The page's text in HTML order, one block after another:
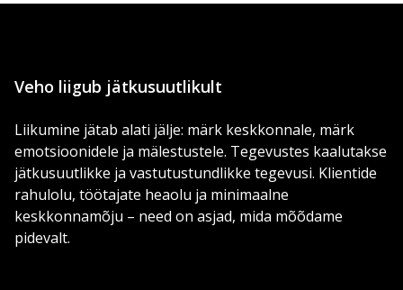
Veho liigub jätkusuutlikult
Liikumine jätab alati jälje: märk keskkonnale, märk
emotsioonidele ja mälestustele. Tegevustes kaalutakse
jätkusuutlikke ja vastutustundlikke tegevusi. Klientide
rahulolu, töötajate heaolu ja minimaalne
keskkonnamõju – need on asjad, mida mõõdame
pidevalt.